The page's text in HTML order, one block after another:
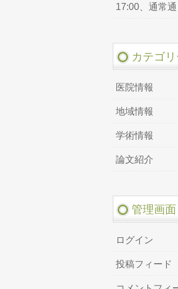
17:00、通常通
カテゴ
医院情報
地域情報
学術情報
論文紹介
管理画
ログイン
投稿フィード